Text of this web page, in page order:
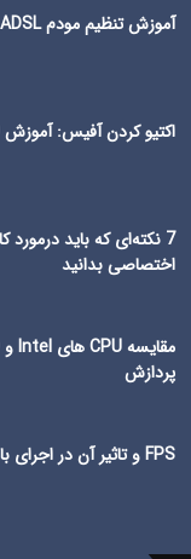
آموزش تنظیم مودم ADSL دی لینک (D-Link)
اکتیو کردن آفیس: آموزش 0 تا 100 کرک آفیس
7 نکته‌ای که باید
اختصاصی بدانید
پردازش
FPS و تاثیر آن در اجرای بازی ها